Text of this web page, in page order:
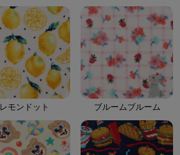
レモンドット ブルームブルーム